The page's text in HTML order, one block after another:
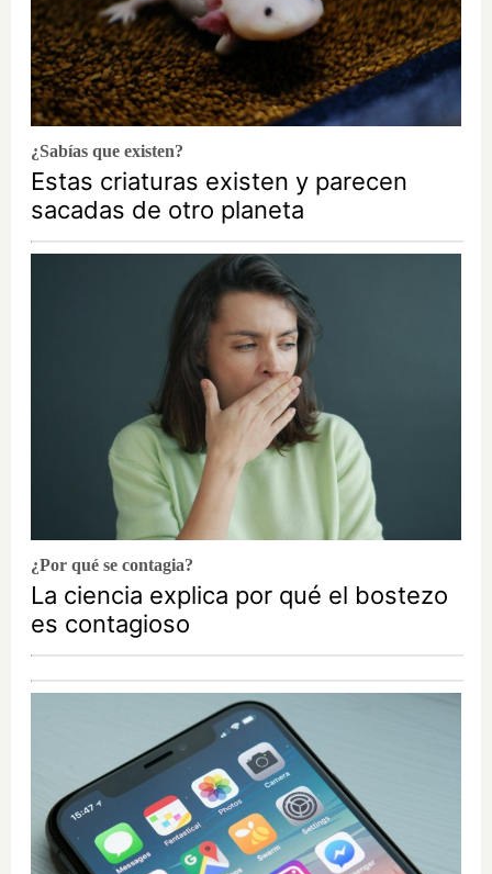
¿Sabías que existen?
Estas criaturas existen y parecen
sacadas de otro planeta
¿Por qué se contagia?
La ciencia explica por qué el bostezo
es contagioso